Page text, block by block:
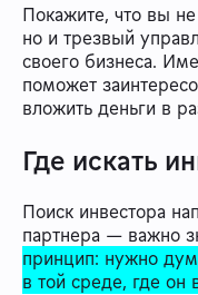
Покажите, что вы
но и трезвый
своего бизнеса.
поможет
вложить деньги в
Где искать
Поиск инвестора
партнера — важно
принцип: нужно
в той среде, где он